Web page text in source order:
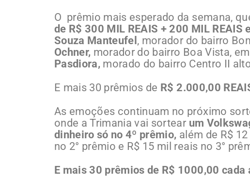
O prêmio mais esperado da semana,
de R$ 300 MIL REAIS + 200 MIL REAIS
Souza Manteufel , morador do bairro
Ochner, morador do bairro Boa Vista,
Pasdiora, morado do bairro Centro II
E mais 30 prêmios de R$ 2.000,00
As emoções continuam no próximo
onde a Trimania vai sortear um
dinheiro só no 4º prêmio, além de R$
no 2° prêmio e R$ 15 mil reais no 3°
E mais 30 prêmios de R$ 1000,00 cada